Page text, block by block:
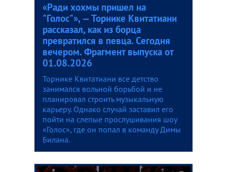
«Ради хохмы пришел на
"Голос"», — Торнике Квитатиани
рассказал, как из борца
превратился в певца. Сегодня
вечером. Фрагмент выпуска от
01.08.2026
Торнике Квитатиани все детство
занимался вольной борьбой и не
планировал строить музыкальную
карьеру. Однако случай заставил его
пойти на слепые прослушивания шоу
«Голос», где он попал в команду Димы
Билана.